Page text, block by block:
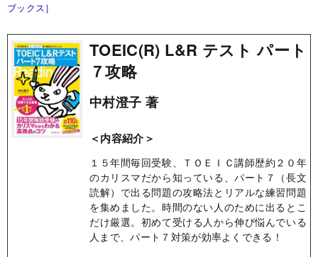
ブックス］
TOEIC(R) L&R テスト パート
７攻略
中村澄子 著
＜内容紹介＞
１５年間毎回受験、ＴＯＥＩＣ講師歴約２０年
のカリスマだから知っている、パート７（長文
読解）で出る問題の攻略法とリアルな練習問題
を集めました。時間のない人のために出るとこ
だけ厳選。初めて受ける人から伸び悩んでいる
人まで、パート７対策が効率よくできる！